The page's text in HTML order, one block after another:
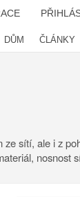
DŮM ČLÁNKY
ze sítí, ale i z
nosnost